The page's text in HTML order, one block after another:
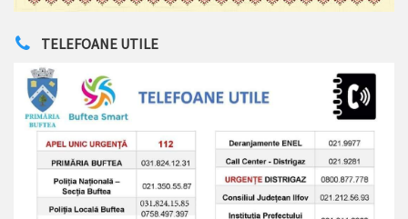
TELEFOANE UTILE